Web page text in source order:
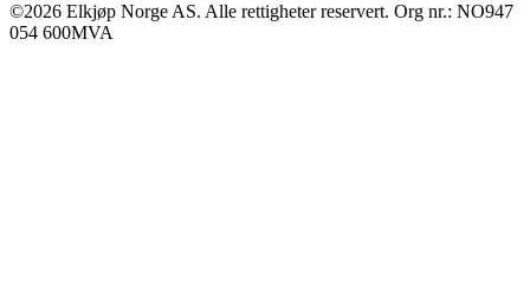
©2026 Elkjøp Norge AS. Alle rettigheter reservert. Org nr.: NO947
054 600MVA